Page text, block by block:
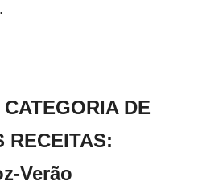
DE
RECEITAS:
Verão